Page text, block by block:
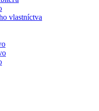
vlastníctva